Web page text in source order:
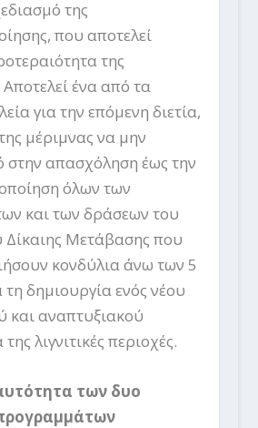
της
που αποτελεί
της
ένα από τα
για την επόμενη διετία,
μέριμνας να μην
στην απασχόληση έως την
όλων των
και των δράσεων του
Μετάβασης που
κονδύλια άνω των 5
τη δημιουργία ενός νέου
και αναπτυξιακού
λιγνιτικές περιοχές.
των δυο